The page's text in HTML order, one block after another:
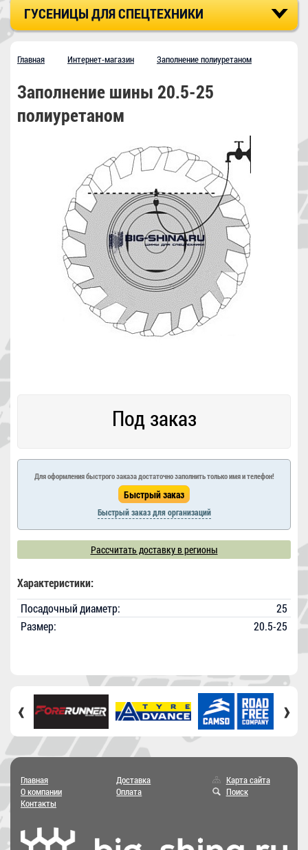
ГУСЕНИЦЫ ДЛЯ СПЕЦТЕХНИКИ
Главная Интернет-магазин Заполнение полиуретаном
Заполнение шины 20.5-25
полиуретаном
Под заказ
Для оформления быстрого заказа достаточно заполнить только имя и телефон!
Быстрый заказ для организаций
Рассчитать доставку в регионы
Характеристики:
Посадочный диаметр:
25
Размер:
20.5-25
‹ ›
Главная
О компании
Контакты
Доставка
Оплата
Карта сайта
Поиск